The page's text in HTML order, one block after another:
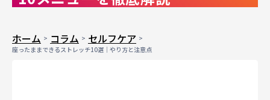
ホーム コラム セルフケア
座ったままできるストレッチ10選｜やり方と注意点